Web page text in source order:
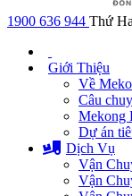
1900 636 944 Thứ
Giới Thiệu
Về
Câu
Mekong
Dự án
Dịch Vụ
Vận
Vận